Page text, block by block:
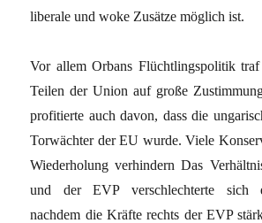
liberale und woke Zusätze möglich ist.
Vor allem Orbans Flüchtlingspolitik
Teilen der Union auf große
profitierte auch davon, dass die
Torwächter der EU wurde. Viele
Wiederholung verhindern Das
und der EVP verschlechterte sich
nachdem die Kräfte rechts der EVP